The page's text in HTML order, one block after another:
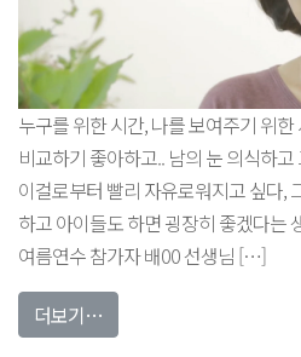
누구를 위한 시간, 나를 보여주기 위
비교하기 좋아하고.. 남의 눈 의식하
이걸로부터 빨리 자유로워지고 싶다,
하고 아이들도 하면 굉장히 좋겠다는
여름연수 참가자 배00 선생님 […]
더보기…